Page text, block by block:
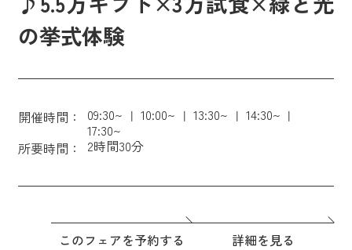
の挙式体験
開催時間： 09:30~ 10:00~ 13:30~
14:30~
17:30~
所要時間：
2時間30分
このフェアを予約する 詳細を見る